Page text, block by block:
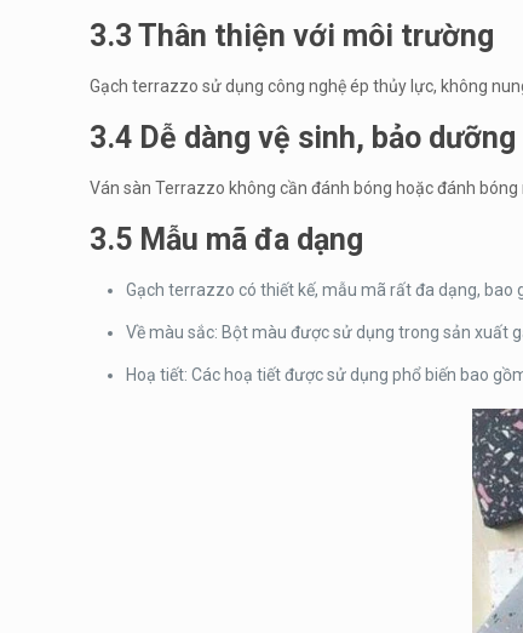
3.3 Thân thiện với môi trường
Gạch terrazzo sử dụng công nghệ ép thủy lực, không
3.4 Dễ dàng vệ sinh, bảo dưỡng
Ván sàn Terrazzo không cần đánh bóng hoặc đánh
3.5 Mẫu mã đa dạng
Gạch terrazzo có thiết kế, mẫu mã rất đa dạng, bao
Về màu sắc: Bột màu được sử dụng trong sản xuất
Hoạ tiết: Các hoạ tiết được sử dụng phổ biến bao